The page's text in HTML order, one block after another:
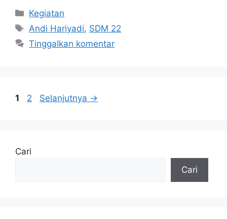
Kategori
Kegiatan
Tag
Andi Hariyadi, SDM 22
Tinggalkan komentar
Halaman
1 Halaman
2 Selanjutnya →
Cari
Cari